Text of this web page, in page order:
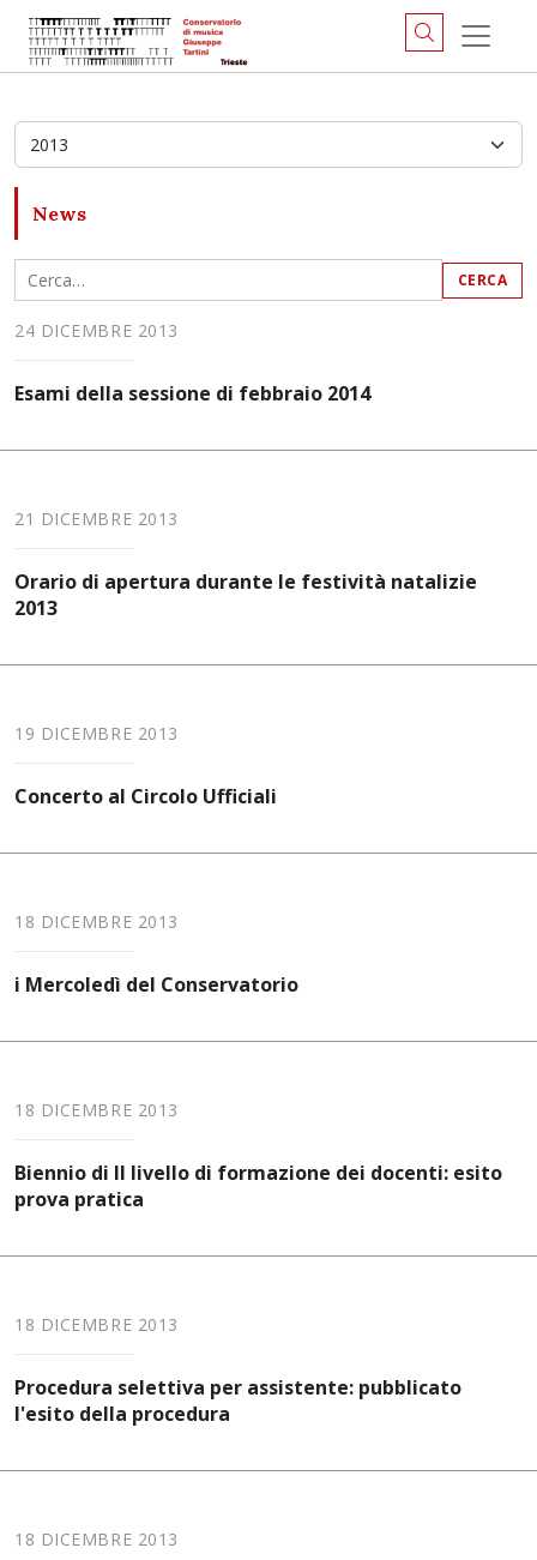
Anno
News
24 DICEMBRE 2013
Esami della sessione di febbraio 2014
21 DICEMBRE 2013
Orario di apertura durante le festività natalizie
2013
19 DICEMBRE 2013
Concerto al Circolo Ufficiali
18 DICEMBRE 2013
i Mercoledì del Conservatorio
18 DICEMBRE 2013
Biennio di II livello di formazione dei docenti: esito
prova pratica
18 DICEMBRE 2013
Procedura selettiva per assistente: pubblicato
l'esito della procedura
18 DICEMBRE 2013